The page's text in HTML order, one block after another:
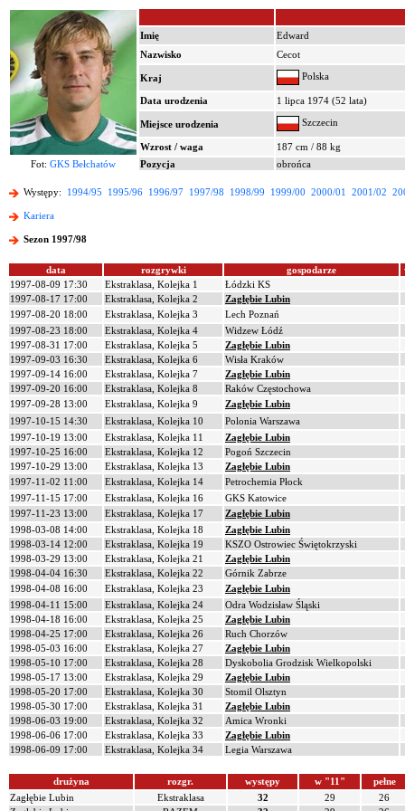
Imię
Edward
Nazwisko
Cecot
Kraj Polska
Data urodzenia 1 lipca 1974 (52 lata)
Miejsce urodzenia Szczecin
Wzrost / waga
187 cm / 88 kg
Fot: GKS Bełchatów Pozycja obrońca
Występy: 1994/95 1995/96 1996/97 1997/98 1998/99 1999/00 2000/01 2001/02
Kariera
Sezon 1997/98
data rozgrywki gospodarze
1997-08-09 17:30
Ekstraklasa, Kolejka 1
Łódzki KS
1997-08-17 17:00
Ekstraklasa, Kolejka 2
Zagłębie Lubin
1997-08-20 18:00
Ekstraklasa, Kolejka 3
Lech Poznań
1997-08-23 18:00
Ekstraklasa, Kolejka 4
Widzew Łódź
1997-08-31 17:00
Ekstraklasa, Kolejka 5
Zagłębie Lubin
1997-09-03 16:30
Ekstraklasa, Kolejka 6
Wisła Kraków
1997-09-14 16:00
Ekstraklasa, Kolejka 7
Zagłębie Lubin
1997-09-20 16:00
Ekstraklasa, Kolejka 8
Raków Częstochowa
1997-09-28 13:00
Ekstraklasa, Kolejka 9
Zagłębie Lubin
1997-10-15 14:30
Ekstraklasa, Kolejka 10
Polonia Warszawa
1997-10-19 13:00
Ekstraklasa, Kolejka 11
Zagłębie Lubin
1997-10-25 16:00
Ekstraklasa, Kolejka 12
Pogoń Szczecin
1997-10-29 13:00
Ekstraklasa, Kolejka 13
Zagłębie Lubin
1997-11-02 11:00
Ekstraklasa, Kolejka 14
Petrochemia Płock
1997-11-15 17:00
Ekstraklasa, Kolejka 16
GKS Katowice
1997-11-23 13:00
Ekstraklasa, Kolejka 17
Zagłębie Lubin
1998-03-08 14:00
Ekstraklasa, Kolejka 18
Zagłębie Lubin
1998-03-14 12:00
Ekstraklasa, Kolejka 19
KSZO Ostrowiec Świętokrzyski
1998-03-29 13:00
Ekstraklasa, Kolejka 21
Zagłębie Lubin
1998-04-04 16:30
Ekstraklasa, Kolejka 22
Górnik Zabrze
1998-04-08 16:00
Ekstraklasa, Kolejka 23
Zagłębie Lubin
1998-04-11 15:00
Ekstraklasa, Kolejka 24
Odra Wodzisław Śląski
1998-04-18 16:00
Ekstraklasa, Kolejka 25
Zagłębie Lubin
1998-04-25 17:00
Ekstraklasa, Kolejka 26
Ruch Chorzów
1998-05-03 16:00
Ekstraklasa, Kolejka 27
Zagłębie Lubin
1998-05-10 17:00
Ekstraklasa, Kolejka 28
Dyskobolia Grodzisk Wielkopolski
1998-05-17 13:00
Ekstraklasa, Kolejka 29
Zagłębie Lubin
1998-05-20 17:00
Ekstraklasa, Kolejka 30
Stomil Olsztyn
1998-05-30 17:00
Ekstraklasa, Kolejka 31
Zagłębie Lubin
1998-06-03 19:00
Ekstraklasa, Kolejka 32
Amica Wronki
1998-06-06 17:00
Ekstraklasa, Kolejka 33
Zagłębie Lubin
1998-06-09 17:00
Ekstraklasa, Kolejka 34 Legia Warszawa
drużyna rozgr. występy w "11"
pełne
Zagłębie Lubin
Ekstraklasa 32 29
26